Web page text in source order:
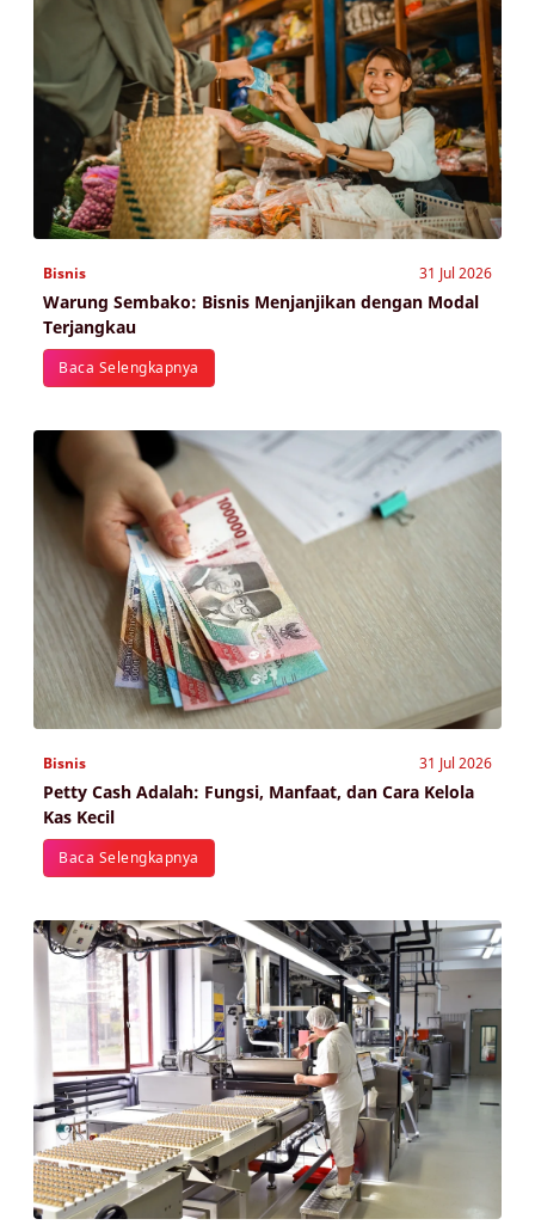
Bisnis 31 Jul 2026
Warung Sembako: Bisnis Menjanjikan dengan Modal
Terjangkau
Baca Selengkapnya
Bisnis 31 Jul 2026
Petty Cash Adalah: Fungsi, Manfaat, dan Cara Kelola
Kas Kecil
Baca Selengkapnya